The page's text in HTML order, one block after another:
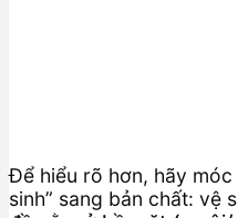
Để hiểu rõ hơn, hãy
sinh” sang bản chất: vệ